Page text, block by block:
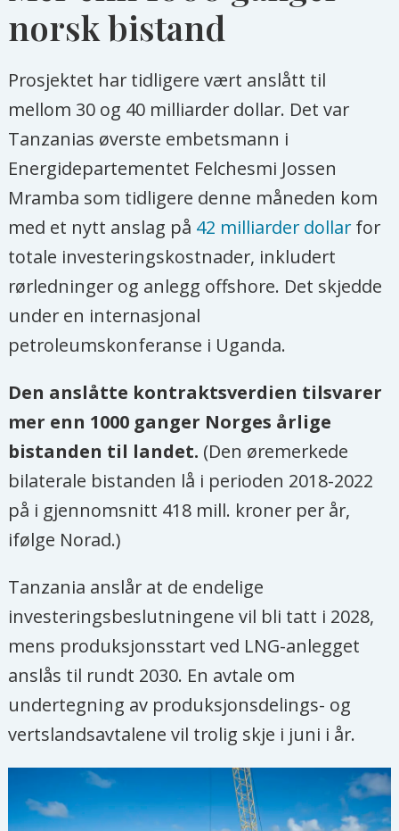
norsk bistand
Prosjektet har tidligere vært anslått til
mellom 30 og 40 milliarder dollar. Det var
Tanzanias øverste embetsmann i
Energidepartementet Felchesmi Jossen
Mramba som tidligere denne måneden kom
med et nytt anslag på 42 milliarder dollarfor
totale investeringskostnader, inkludert
rørledninger og anlegg offshore. Det skjedde
under en internasjonal
petroleumskonferanse i Uganda.
Den anslåtte kontraktsverdien tilsvarer
mer enn 1000 ganger Norges årlige
bistanden til landet. (Den øremerkede
bilaterale bistanden lå i perioden 2018-2022
på i gjennomsnitt 418 mill. kroner per år,
ifølge Norad.)
Tanzania anslår at de endelige
investeringsbeslutningene vil bli tatt i 2028,
mens produksjonsstart ved LNG-anlegget
anslås til rundt 2030. En avtale om
undertegning av produksjonsdelings- og
vertslandsavtalene vil trolig skje i juni i år.